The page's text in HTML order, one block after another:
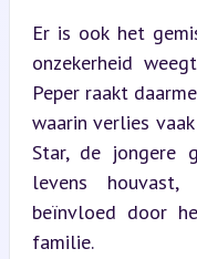
Er is ook het
onzekerheid
Peper raakt
waarin verlies
Star, de jongere
levens houvast,
beïnvloed door
familie.